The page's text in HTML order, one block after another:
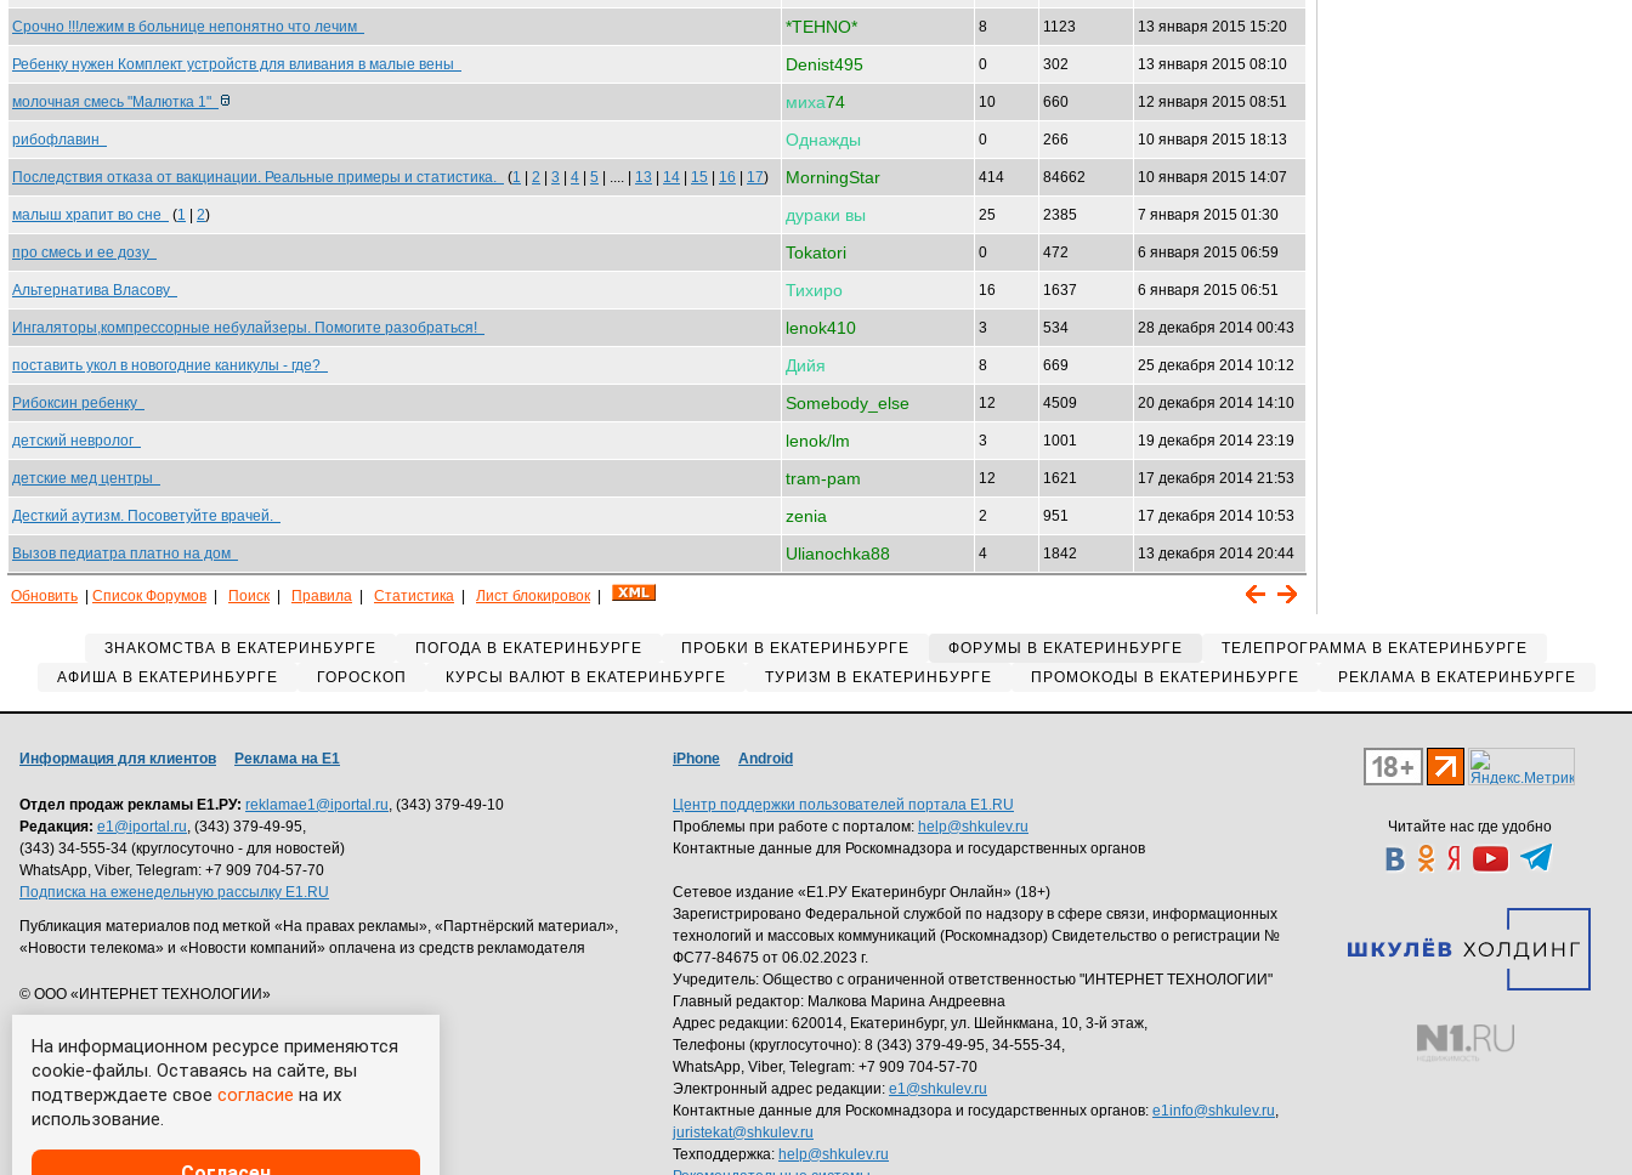
На информационном ресурсе применяются
cookie-файлы. Оставаясь на сайте, вы
подтверждаете свое согласие на их
использование.
Срочно !!!лежим в больнице непонятно что лечим *TEHNO* 8 1123 13 января 2015 15:20
Ребенку нужен Комплект устройств для вливания в малые вены Denist495 0 302 13 января 2015 08:10
молочная смесь "Малютка 1" миха74 10 660 12 января 2015 08:51
рибофлавин Однажды 0 266 10 января 2015 18:13
Последствия отказа от вакцинации. Реальные примеры и статистика. (1 2 3 4 5 | .... | 13 14 15 16 17) MorningStar 414 84662 10 января 2015 14:07
малыш храпит во сне (1 2) дураки вы 25 2385 7 января 2015 01:30
про смесь и ее дозу Tokatori 0 472 6 января 2015 06:59
Альтернатива Власову Тихиро 16 1637 6 января 2015 06:51
Ингаляторы,компрессорные небулайзеры. Помогите разобраться! lenok410 3 534 28 декабря 2014 00:43
поставить укол в новогодние каникулы - где? Дийя 8 669 25 декабря 2014 10:12
Рибоксин ребенку Somebody_else 12 4509 20 декабря 2014 14:10
детский невролог lenok/lm 3 1001 19 декабря 2014 23:19
детские мед центры tram-pam 12 1621 17 декабря 2014 21:53
Десткий аутизм. Посоветуйте врачей. zenia 2 951 17 декабря 2014 10:53
Вызов педиатра платно на дом Ulianochka88 4 1842 13 декабря 2014 20:44
Обновить Список Форумов Поиск Правила Статистика Лист блокировок
ЗНАКОМСТВА В ЕКАТЕРИНБУРГЕ ПОГОДА В ЕКАТЕРИНБУРГЕ ПРОБКИ В ЕКАТЕРИНБУРГЕ ФОРУМЫ В ЕКАТЕРИНБУРГЕ
ТЕЛЕПРОГРАММА В ЕКАТЕРИНБУРГЕ
АФИША В ЕКАТЕРИНБУРГЕ
ГОРОСКОП КУРСЫ ВАЛЮТ В ЕКАТЕРИНБУРГЕ ТУРИЗМ В ЕКАТЕРИНБУРГЕ ПРОМОКОДЫ В ЕКАТЕРИНБУРГЕ РЕКЛАМА В ЕКАТЕРИНБУРГЕ
Читайте нас где удобно
Информация для клиентов Реклама на Е1
Отдел продаж рекламы Е1.РУ: reklamae1@iportal.ru, (343) 379-49-10
Редакция: e1@iportal.ru, (343) 379-49-95,
(343) 34-555-34 (круглосуточно - для новостей)
WhatsApp, Viber, Telegram: +7 909 704-57-70
Подписка на еженедельную рассылку E1.RU
Публикация материалов под меткой «На правах рекламы», «Партнёрский материал»,
«Новости телекома» и «Новости компаний» оплачена из средств рекламодателя
© ООО «ИНТЕРНЕТ ТЕХНОЛОГИИ»
iPhone Android
Центр поддержки пользователей портала E1.RU
Проблемы при работе с порталом: help@shkulev.ru
Контактные данные для Роскомнадзора и государственных органов
Сетевое издание «Е1.РУ Екатеринбург Онлайн» (18+)
Зарегистрировано Федеральной службой по надзору в сфере связи, информационных
технологий и массовых коммуникаций (Роскомнадзор) Свидетельство о регистрации №
ФС77-84675 от 06.02.2023 г.
Учредитель: Общество с ограниченной ответственностью "ИНТЕРНЕТ ТЕХНОЛОГИИ"
Главный редактор: Малкова Марина Андреевна
Адрес редакции: 620014, Екатеринбург, ул. Шейнкмана, 10, 3-й этаж,
Телефоны (круглосуточно): 8 (343) 379-49-95, 34-555-34,
WhatsApp, Viber, Telegram: +7 909 704-57-70
Электронный адрес редакции: e1@shkulev.ru
Контактные данные для Роскомнадзора и государственных органов: e1info@shkulev.ru,
juristekat@shkulev.ru
Техподдержка: help@shkulev.ru